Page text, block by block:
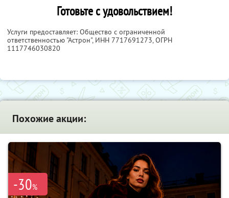
Готовьте с удовольствием!
Услуги предоставляет: Общество с ограниченной
ответственностью "Астрон", ИНН 7717691273, ОГРН
1117746030820
Похожие акции:
-30%